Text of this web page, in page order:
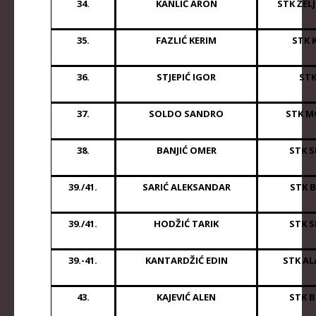
34. KANLIĆ ARON STK
35. FAZLIĆ KERIM STK
36. STJEPIĆ IGOR
37. SOLDO SANDRO STK
38. BANJIĆ OMER STK
39./41. SARIĆ ALEKSANDAR STK
39./41. HODŽIĆ TARIK STK
39.-41. KANTARDŽIĆ EDIN STK
43. KAJEVIĆ ALEN STK